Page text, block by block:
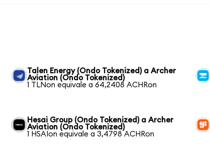
Talen Energy (Ondo Tokenized) a Archer
Aviation (Ondo Tokenized)
1 TLNon equivale a 64,2408 ACHRon
Hesai Group (Ondo Tokenized) a Archer
Aviation (Ondo Tokenized)
1 HSAIon equivale a 3,4798 ACHRon